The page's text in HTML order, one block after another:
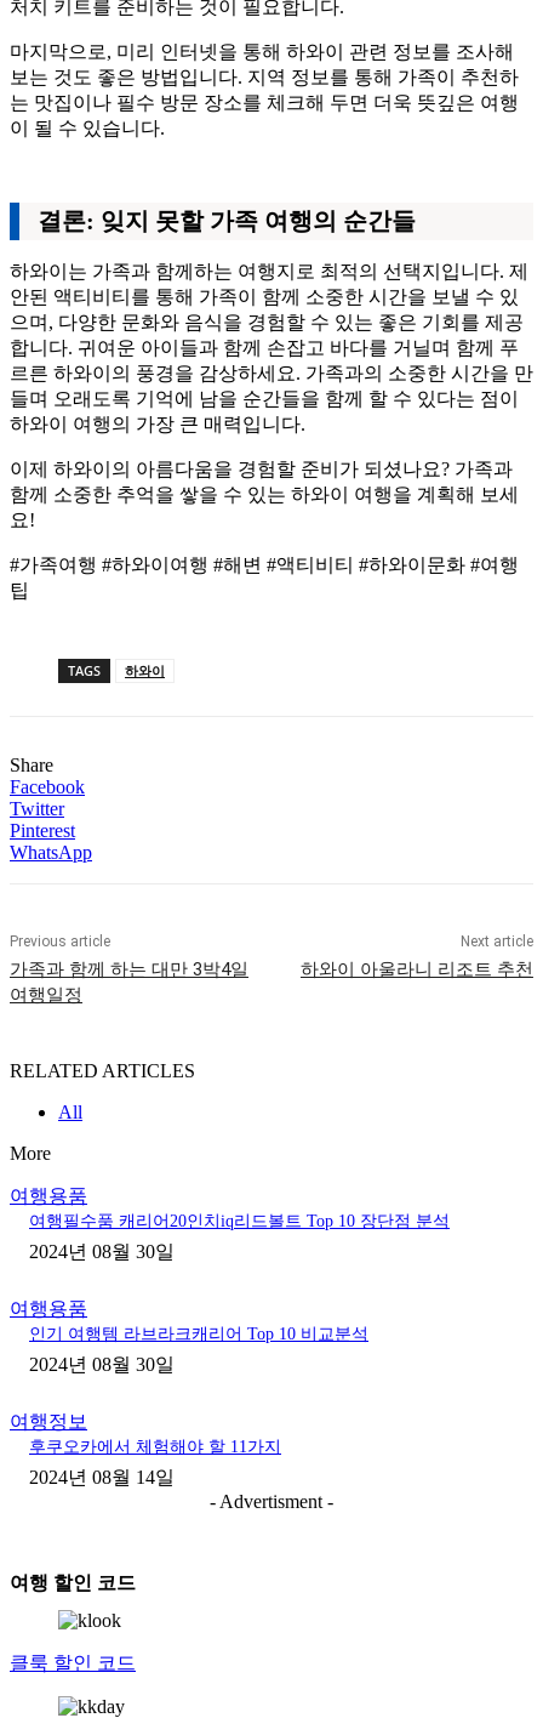
처치 키트를 준비하는 것이 필요합니다.
마지막으로, 미리 인터넷을 통해 하와이 관련 정보를 조사해
보는 것도 좋은 방법입니다. 지역 정보를 통해 가족이 추천하
는 맛집이나 필수 방문 장소를 체크해 두면 더욱 뜻깊은 여행
이 될 수 있습니다.
결론: 잊지 못할 가족 여행의 순간들
하와이는 가족과 함께하는 여행지로 최적의 선택지입니다. 제
안된 액티비티를 통해 가족이 함께 소중한 시간을 보낼 수 있
으며, 다양한 문화와 음식을 경험할 수 있는 좋은 기회를 제공
합니다. 귀여운 아이들과 함께 손잡고 바다를 거닐며 함께 푸
르른 하와이의 풍경을 감상하세요. 가족과의 소중한 시간을 만
들며 오래도록 기억에 남을 순간들을 함께 할 수 있다는 점이
하와이 여행의 가장 큰 매력입니다.
이제 하와이의 아름다움을 경험할 준비가 되셨나요? 가족과
함께 소중한 추억을 쌓을 수 있는 하와이 여행을 계획해 보세
요!
#가족여행 #하와이여행 #해변 #액티비티 #하와이문화 #여행
팁
TAGS 하와이
Share
Facebook
Twitter
Pinterest
WhatsApp
Previous article
가족과 함께 하는 대만 3박4일
여행일정
Next article
하와이 아울라니 리조트 추천
RELATED ARTICLES
All
More
여행용품
여행필수품 ​캐리어20인치iq리드볼트 Top 10 장단점 분석
2024년 08월 30일
여행용품
인기 여행템 ​라브라크캐리어 Top 10 비교분석
2024년 08월 30일
여행정보
후쿠오카에서 체험해야 할 11가지
2024년 08월 14일
- Advertisment -
여행 할인 코드
클룩 할인 코드